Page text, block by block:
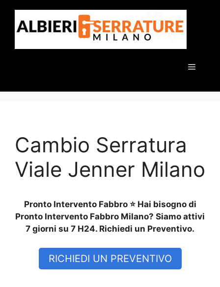
contenuto
Menu
Cambio Serratura
Viale Jenner Milano
Pronto Intervento Fabbro ⭐ Hai bisogno di
Pronto Intervento Fabbro Milano? Siamo attivi
7 giorni su 7 H24. Richiedi un Preventivo.
RICHIEDI UN PREVENTIVO